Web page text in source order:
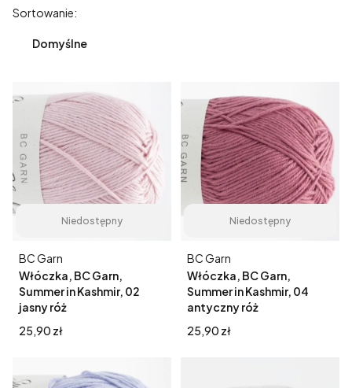
Lista produktów
Sortowanie:
Domyślne
Niedostępny
Włóczka, BC Garn,
Summer in Kashmir, 02
jasny róż
Producent
BC Garn
Cena
25,90 zł
Niedostępny
Włóczka, BC Garn,
Summer in Kashmir, 04
antyczny róż
Producent
BC Garn
Cena
25,90 zł